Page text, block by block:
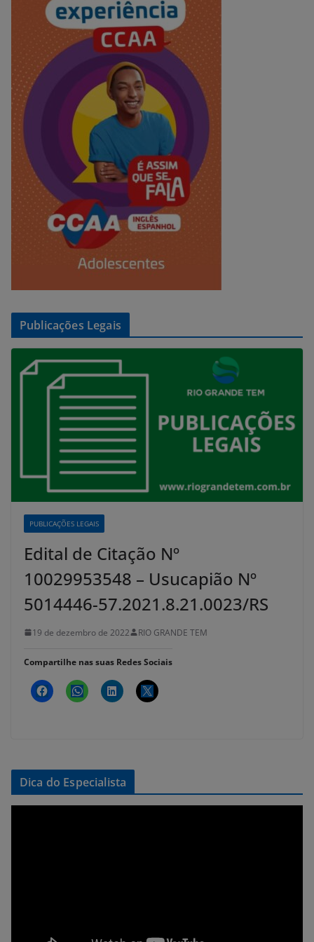
Publicações Legais
PUBLICAÇÕES LEGAIS
Edital de Citação Nº
10029953548 – Usucapião Nº
5014446-57.2021.8.21.0023/RS
19 de dezembro de 2022 RIO GRANDE TEM
Compartilhe nas suas Redes Sociais
Dica do Especialista